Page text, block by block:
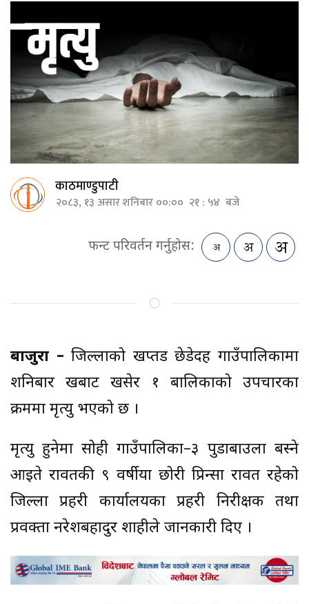
काठमाण्डुपाटी
२०८३, १३ असार शनिबार ००:०० २१ : ५४ बजे
फन्ट परिवर्तन गर्नुहोस:
बाजुरा – जिल्लाको खप्तड छेडेदह गाउँपालिकामा
शनिबार रूखबाट खसेर १ बालिकाको उपचारका
क्रममा मृत्यु भएको छ ।
मृत्यु हुनेमा सोही गाउँपालिका–३ पुडाबाउला बस्ने
आइते रावतकी ९ वर्षीया छोरी प्रिन्सा रावत रहेको
जिल्ला प्रहरी कार्यालयका प्रहरी निरीक्षक तथा
प्रवक्ता नरेशबहादुर शाहीले जानकारी दिए ।